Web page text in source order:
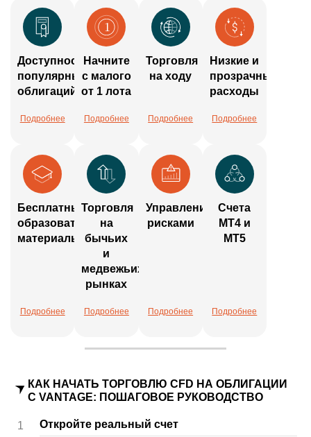
Доступность
популярных
облигаций
Подробнее
Начните
с малого
от 1 лота
Подробнее
Торговля
на ходу
Подробнее
Низкие и
прозрачные
расходы
Подробнее
Бесплатные
образовательные
материалы
Подробнее
Торговля
на
бычьих
и
медвежьих
рынках
Подробнее
Управление
рисками
Подробнее
Счета
MT4 и
MT5
Подробнее
КАК НАЧАТЬ ТОРГОВЛЮ CFD НА ОБЛИГАЦИИ
С VANTAGE: ПОШАГОВОЕ РУКОВОДСТВО
1 Откройте реальный счет